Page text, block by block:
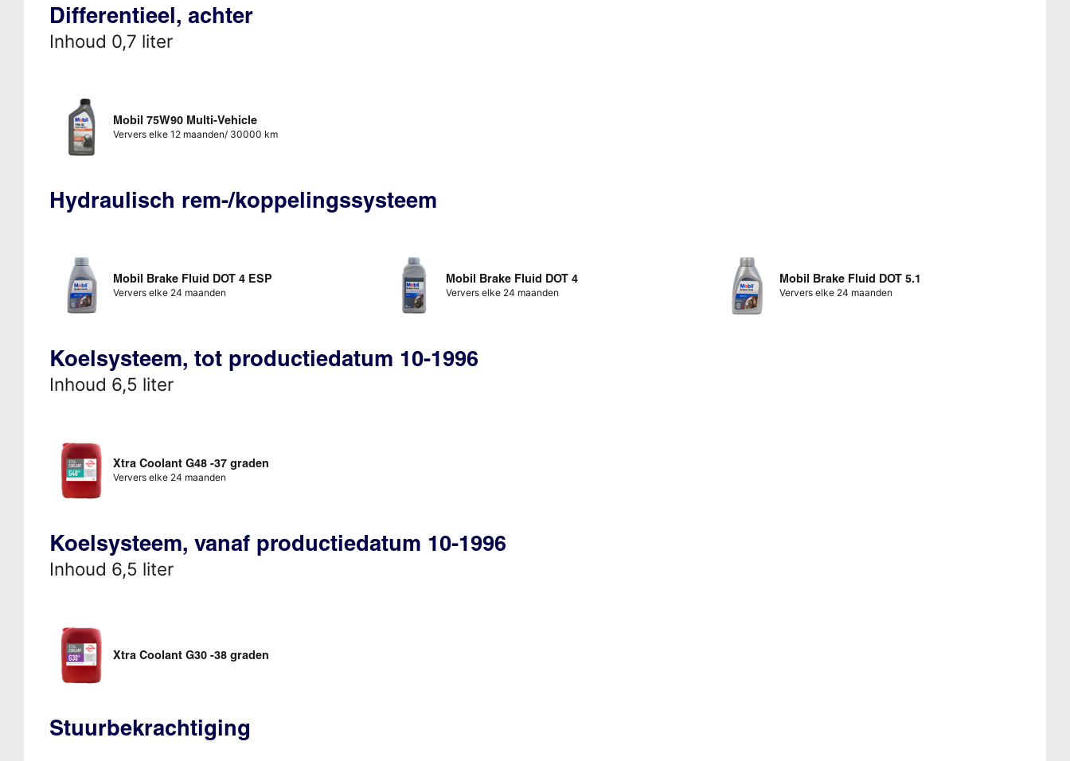
Differentieel, achter
Inhoud 0,7 liter
Mobil 75W90 Multi-Vehicle
Ververs elke 12 maanden/ 30000 km
Hydraulisch rem-/koppelingssysteem
Mobil Brake Fluid DOT 4 ESP
Ververs elke 24 maanden
Mobil Brake Fluid DOT 4
Ververs elke 24 maanden
Mobil Brake Fluid DOT 5.1
Ververs elke 24 maanden
Koelsysteem, tot productiedatum 10-1996
Inhoud 6,5 liter
Xtra Coolant G48 -37 graden
Ververs elke 24 maanden
Koelsysteem, vanaf productiedatum 10-1996
Inhoud 6,5 liter
Xtra Coolant G30 -38 graden
Stuurbekrachtiging